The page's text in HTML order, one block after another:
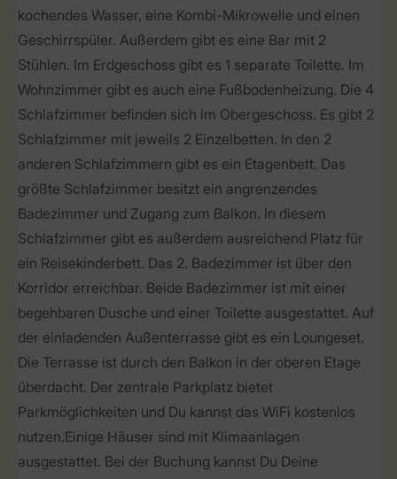
kochendes Wasser, eine Kombi-Mikrowelle und einen
Geschirrspüler. Außerdem gibt es eine Bar mit 2
Stühlen. Im Erdgeschoss gibt es 1 separate Toilette. Im
Wohnzimmer gibt es auch eine Fußbodenheizung. Die 4
Schlafzimmer befinden sich im Obergeschoss. Es gibt 2
Schlafzimmer mit jeweils 2 Einzelbetten. In den 2
anderen Schlafzimmern gibt es ein Etagenbett. Das
größte Schlafzimmer besitzt ein angrenzendes
Badezimmer und Zugang zum Balkon. In diesem
Schlafzimmer gibt es außerdem ausreichend Platz für
ein Reisekinderbett. Das 2. Badezimmer ist über den
Korridor erreichbar. Beide Badezimmer ist mit einer
begehbaren Dusche und einer Toilette ausgestattet. Auf
der einladenden Außenterrasse gibt es ein Loungeset.
Die Terrasse ist durch den Balkon in der oberen Etage
überdacht. Der zentrale Parkplatz bietet
Parkmöglichkeiten und Du kannst das WiFi kostenlos
nutzen.Einige Häuser sind mit Klimaanlagen
ausgestattet. Bei der Buchung kannst Du Deine